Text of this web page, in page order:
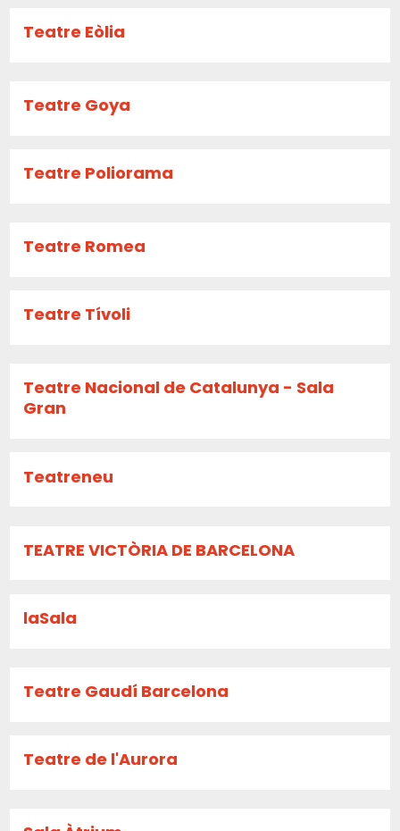
Teatre Eòlia
Teatre Goya
Teatre Poliorama
Teatre Romea
Teatre Tívoli
Teatre Nacional de Catalunya - Sala
Gran
Teatreneu
TEATRE VICTÒRIA DE BARCELONA
laSala
Teatre Gaudí Barcelona
Teatre de l'Aurora